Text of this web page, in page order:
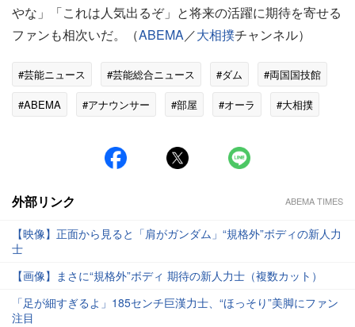
やな」「これは人気出るぞ」と将来の活躍に期待を寄せる
ファンも相次いだ。（ABEMA／大相撲チャンネル）
#芸能ニュース #芸能総合ニュース #ダム
#両国国技館
#ABEMA
#アナウンサー #部屋 #オーラ
#大相撲
外部リンク ABEMA TIMES
【映像】正面から見ると「肩がガンダム」“規格外”ボディの新人力
士
【画像】まさに“規格外”ボディ 期待の新人力士（複数カット）
「足が細すぎるよ」185センチ巨漢力士、“ほっそり”美脚にファン
注目